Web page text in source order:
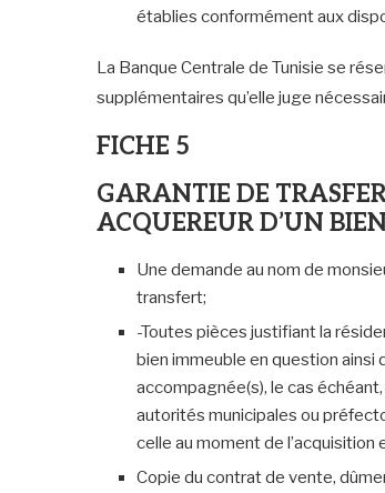
établies conformément aux
La Banque Centrale de Tunisie se
supplémentaires qu’elle juge
FICHE 5
GARANTIE DE
ACQUEREUR D’UN
Une demande au nom de
transfert;
-Toutes pièces justifiant la
bien immeuble en question ainsi
accompagnée(s), le cas
autorités municipales ou
celle au moment de l’acquisition
Copie du contrat de vente,